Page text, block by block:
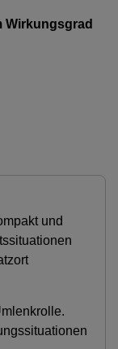
Wirkungsgrad
und